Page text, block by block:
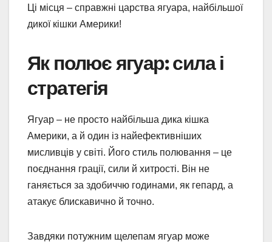
Ці місця – справжні царства ягуара, найбільшої
дикої кішки Америки!
Як полює ягуар: сила і
стратегія
Ягуар – не просто найбільша дика кішка
Америки, а й один із найефективніших
мисливців у світі. Його стиль полювання – це
поєднання грації, сили й хитрості. Він не
ганяється за здобиччю годинами, як гепард, а
атакує блискавично й точно.
Завдяки потужним щелепам ягуар може